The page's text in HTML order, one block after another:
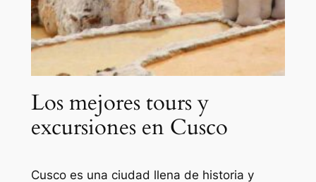
Los mejores tours y
excursiones en Cusco
Cusco es una ciudad llena de historia y